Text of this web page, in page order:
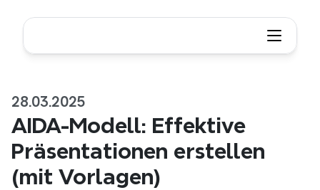
28.03.2025
AIDA-Modell: Effektive
Präsentationen erstellen
(mit Vorlagen)